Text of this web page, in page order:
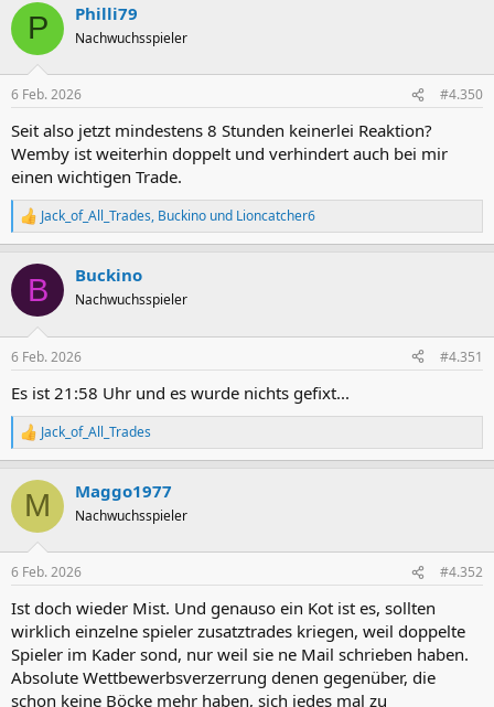
k
i
e
:
P Philli79
Nachwuchsspieler
6 Feb. 2026 #4.350
Seit also jetzt mindestens 8 Stunden keinerlei Reaktion?
Wemby ist weiterhin doppelt und verhindert auch bei mir
einen wichtigen Trade.
R
e
k
i
e
:
Jack_of_All_Trades, Buckino und Lioncatcher6
B Buckino
Nachwuchsspieler
6 Feb. 2026 #4.351
Es ist 21:58 Uhr und es wurde nichts gefixt...
R
e
k
i
e
:
Jack_of_All_Trades
M Maggo1977
Nachwuchsspieler
6 Feb. 2026 #4.352
Ist doch wieder Mist. Und genauso ein Kot ist es, sollten
wirklich einzelne spieler zusatztrades kriegen, weil doppelte
Spieler im Kader sond, nur weil sie ne Mail schrieben haben.
Absolute Wettbewerbsverzerrung denen gegenüber, die
schon keine Böcke mehr haben, sich jedes mal zu